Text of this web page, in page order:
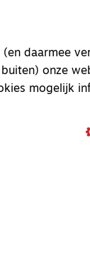
33277063
0117 5827
daarmee
onze
mogelijk